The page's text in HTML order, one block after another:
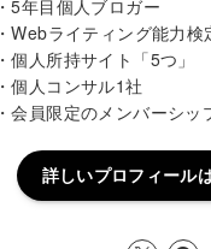
・5年目個人ブロガー
・Webライティング能力検
・個人所持サイト「5つ」
・個人コンサル1社
・会員限定のメンバーシッ
詳しいプロフィール